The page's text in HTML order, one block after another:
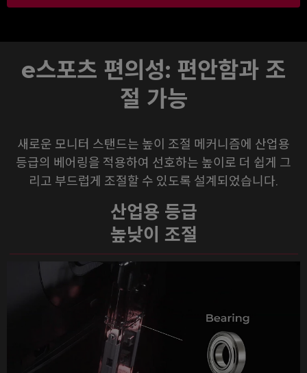
e스포츠 편의성: 편안함과 조
절 가능
새로운 모니터 스탠드는 높이 조절 메커니즘에 산업용
등급의 베어링을 적용하여 선호하는 높이로 더 쉽게 그
리고 부드럽게 조절할 수 있도록 설계되었습니다.
산업용 등급
높낮이 조절